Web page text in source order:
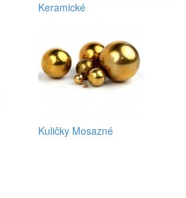
Keramické
Kuličky Mosazné